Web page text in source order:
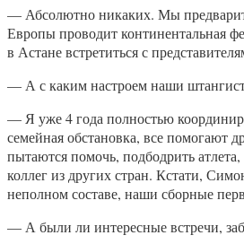
— Абсолютно никаких. Мы
Европы проводит континентальная
в Астане встретиться с
— А с каким настроем наши
— Я уже 4 года полностью
семейная обстановка, все помогают
пытаются помочь, подбодрить
коллег из других стран. Кстати,
неполном составе, наши сборные
— А были ли интересные встречи,